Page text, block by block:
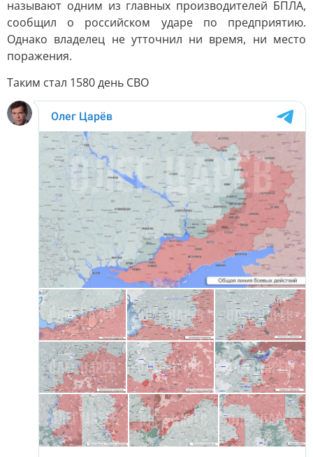
называют одним из главных производителей БПЛА,
сообщил о российском ударе по предприятию.
Однако владелец не утточнил ни время, ни место
поражения.
Таким стал 1580 день СВО